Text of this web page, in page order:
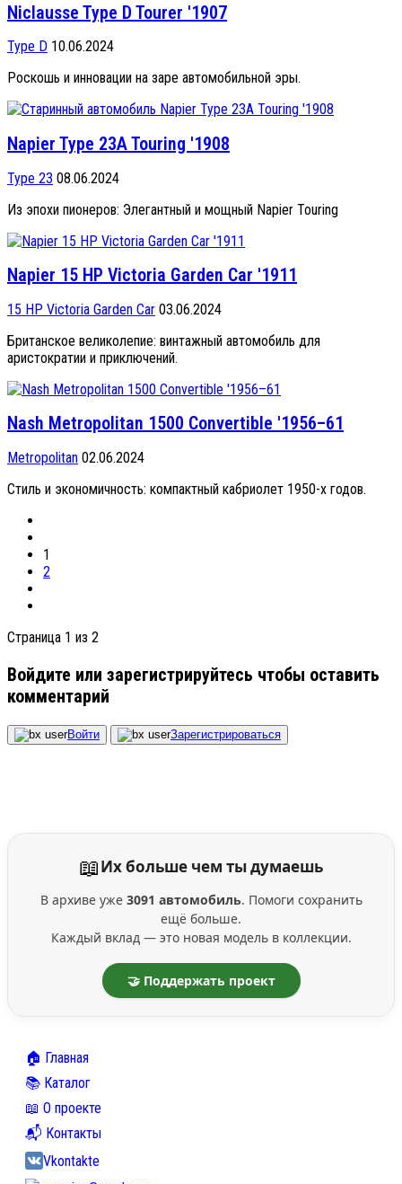
Niclausse Type D Tourer '1907
Type D 10.06.2024
Роскошь и инновации на заре автомобильной эры.
Napier Type 23A Touring '1908
Type 23 08.06.2024
Из эпохи пионеров: Элегантный и мощный Napier Touring
Napier 15 HP Victoria Garden Car '1911
15 HP Victoria Garden Car 03.06.2024
Британское великолепие: винтажный автомобиль для
аристократии и приключений.
Nash Metropolitan 1500 Convertible '1956–61
Metropolitan 02.06.2024
Стиль и экономичность: компактный кабриолет 1950-х годов.
1
2
Страница 1 из 2
Войдите или зарегистрируйтесь чтобы оставить
комментарий
Войти Зарегистрироваться
📖Их больше чем ты думаешь
В архиве уже 3091 автомобиль. Помоги сохранить
ещё больше.
Каждый вклад — это новая модель в коллекции.
🤝 Поддержать проект
🏠 Главная
📚 Каталог
📖 О проекте
📬 Контакты
Vkontakte